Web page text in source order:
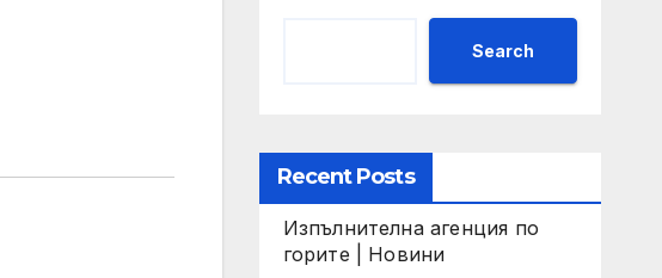
Search
Recent Posts
Изпълнителна агенция по
горите | Новини